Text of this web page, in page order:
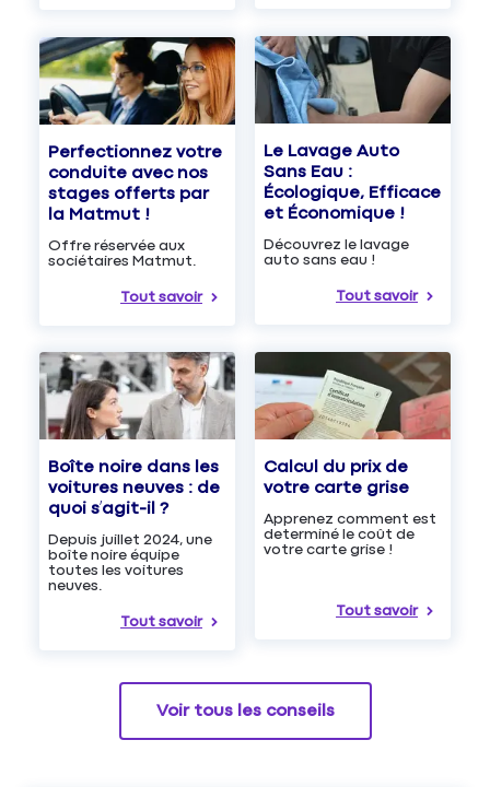
Perfectionnez votre
conduite avec nos
stages offerts par
la Matmut !
Offre réservée aux
sociétaires Matmut.
Tout savoir
Le Lavage Auto
Sans Eau :
Écologique, Efficace
et Économique !
Découvrez le lavage
auto sans eau !
Tout savoir
Boîte noire dans les
voitures neuves : de
quoi s’agit-il ?
Depuis juillet 2024, une
boîte noire équipe
toutes les voitures
neuves.
Tout savoir
Calcul du prix de
votre carte grise
Apprenez comment est
determiné le coût de
votre carte grise !
Tout savoir
Voir tous les conseils